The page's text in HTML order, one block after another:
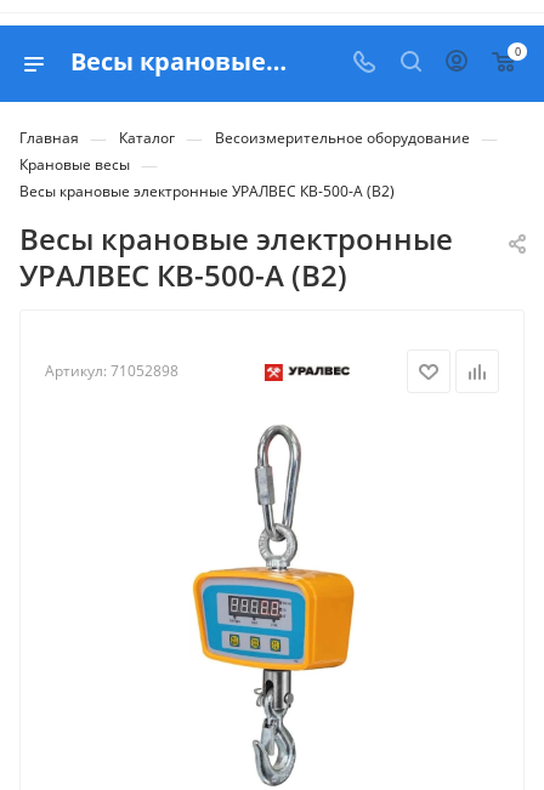
Весы крановые электронные УРАЛВЕС КВ-500-А (В2) - купить в Белапекс 0
Главная — Каталог — Весоизмерительное оборудование —
Крановые весы —
Весы крановые электронные УРАЛВЕС КВ-500-А (В2)
Весы крановые электронные
УРАЛВЕС КВ-500-А (В2)
Артикул: 71052898